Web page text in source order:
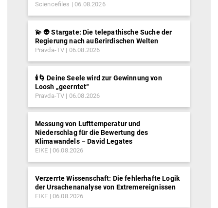
Sciencefiles 06.08.2026
💫 👽 Stargate: Die telepathische Suche der
Regierung nach außerirdischen Welten
Pravda-TV 06.08.2026
🕯️🌀 Deine Seele wird zur Gewinnung von
Loosh „geerntet“
Pravda-TV 06.08.2026
Messung von Lufttemperatur und
Niederschlag für die Bewertung des
Klimawandels – David Legates
EIKE 06.08.2026
Verzerrte Wissenschaft: Die fehlerhafte Logik
der Ursachenanalyse von Extremereignissen
EIKE 06.08.2026